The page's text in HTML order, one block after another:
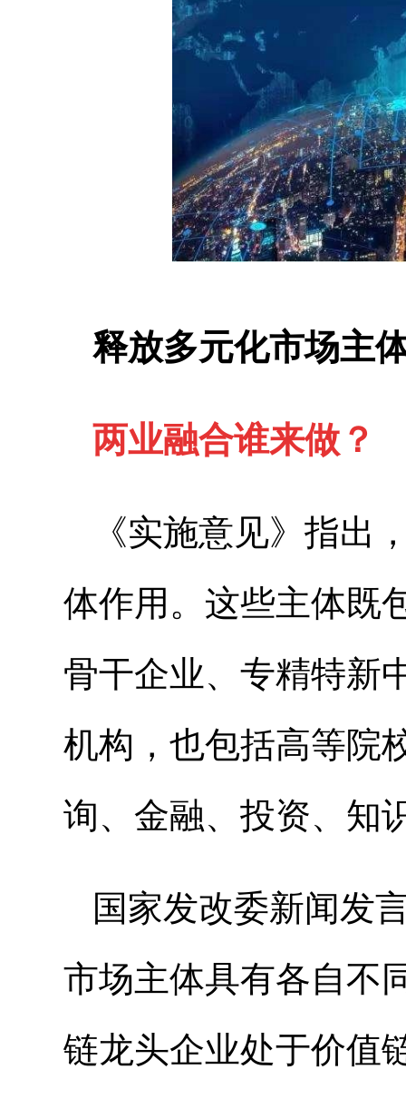
释放多元化市场主
两业融合谁来做？
《实施意见》指出
体作用。这些主体既
骨干企业、专精特新
机构，也包括高等院
询、金融、投资、知
国家发改委新闻发
市场主体具有各自不
链龙头企业处于价值